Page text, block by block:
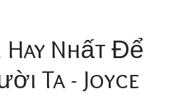
Hay Nhất Để
Ta - Joyce